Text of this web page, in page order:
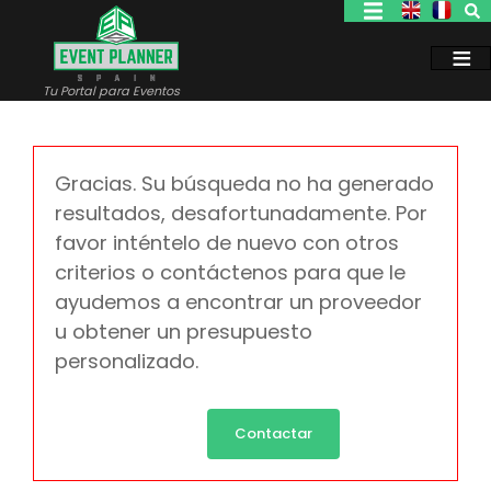
contenido
Tu Portal para Eventos
Gracias. Su búsqueda no ha generado
resultados, desafortunadamente. Por
favor inténtelo de nuevo con otros
criterios o contáctenos para que le
ayudemos a encontrar un proveedor
u obtener un presupuesto
personalizado.
Contactar